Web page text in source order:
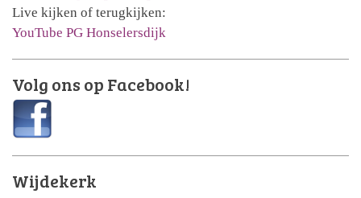
Live kijken of terugkijken:
YouTube PG Honselersdijk
Volg ons op Facebook!
Wijdekerk